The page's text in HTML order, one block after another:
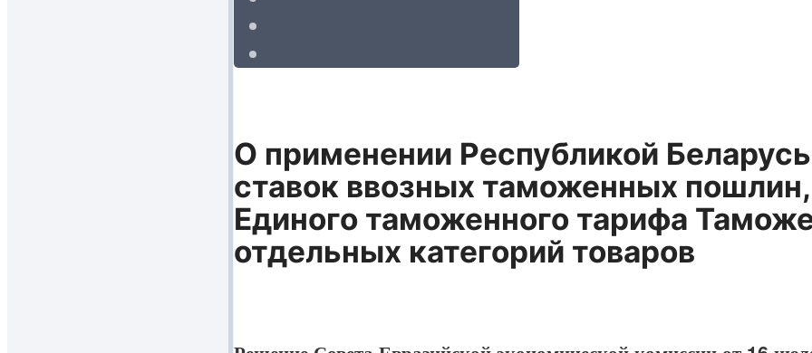
О применении Республикой
ставок ввозных таможенных
Единого таможенного тарифа
отдельных категорий товаров